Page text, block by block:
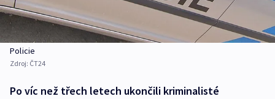
Policie
Zdroj: ČT24
Po víc než třech letech ukončili kriminalisté